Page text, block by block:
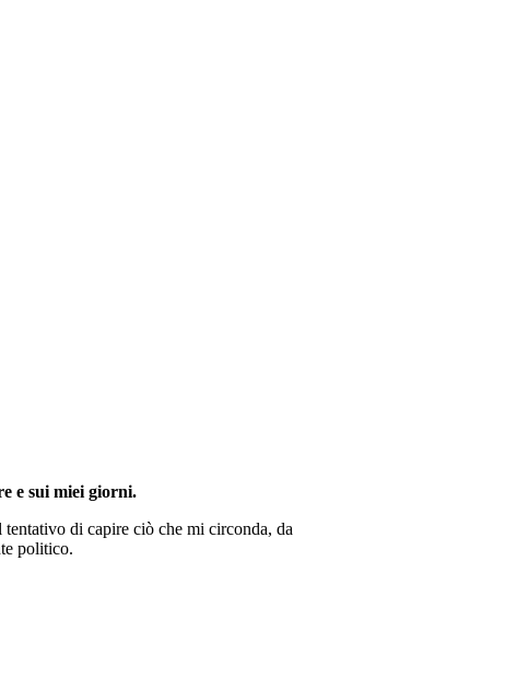
e sui miei giorni.
di capire ciò che mi circonda, da
politico.